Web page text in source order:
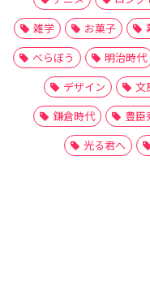
雑学
お菓子
べらぼう
明治時代
デザイン
文
鎌倉時代
豊臣
光る君へ